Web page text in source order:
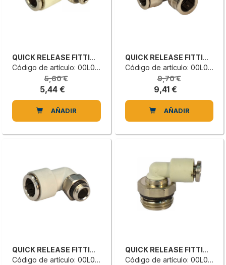
QUICK RELEASE FITTING
Código de artículo: 00L0059731B
5,60 €
5,44 €
AÑADIR
QUICK RELEASE FITTING
Código de artículo: 00L0045695H
9,70 €
9,41 €
AÑADIR
QUICK RELEASE FITTING
Código de artículo: 00L0045688D
QUICK RELEASE FITTING
Código de artículo: 00L0045687B